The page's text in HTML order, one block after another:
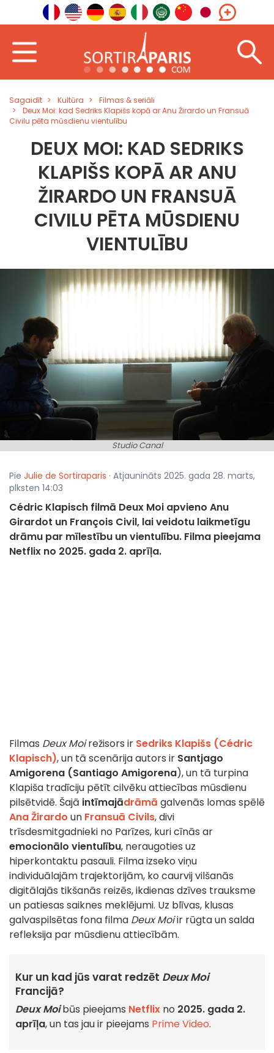
Sagaidīt Kultūra
Filmas & seriāli
Deux Moi: kad Sedriks Klapišs kopā ar Anu Žirardo un Fransuā
Civilu pēta mūsdienu vientulību
DEUX MOI: KAD SEDRIKS
KLAPIŠS KOPĀ AR ANU
ŽIRARDO UN FRANSUĀ
CIVILU PĒTA MŪSDIENU
VIENTULĪBU
Studio Canal
Pie Julie de Sortiraparis · Atjaunināts 2025. gada 28. marts,
plksten 14:03
Cédric Klapisch filmā Deux Moi apvieno Anu
Girardot un François Civil, lai veidotu laikmetīgu
drāmu par mīlestību un vientulību. Filma pieejama
Netflix no 2025. gada 2. aprīļa.
Filmas Deux Moirežisors ir Sedriks Klapišs (Cédric
Klapisch), un tā scenārija autors ir Santjago
Amigorena (Santiago Amigorena), un tā turpina
Klapiša tradīciju pētīt cilvēku attiecības mūsdienu
pilsētvidē. Šajā intīmajādrāmā galvenās lomas spēlē
Ana Žirardo un Fransuā Civils, divi
trīsdesmitgadnieki no Parīzes, kuri cīnās ar
emocionālo vientulību, neraugoties uz
hiperkontaktu pasauli. Filma izseko viņu
individuālajām trajektorijām, ko caurvij vilšanās
digitālajās tikšanās reizēs, ikdienas dzīves trauksme
un patiesas saiknes meklējumi. Uz blīvas, klusas
galvaspilsētas fona filma Deux Moiir rūgta un salda
refleksija par mūsdienu attiecībām.
Kur un kad jūs varat redzēt Deux Moi
Francijā?
Deux Moibūs pieejams Netflix no 2025. gada 2.
aprīļa, un tas jau ir pieejams Prime Video.